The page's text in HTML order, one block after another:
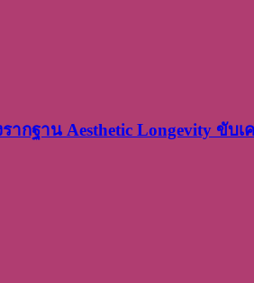
ากฐาน Aesthetic Longevity ขั